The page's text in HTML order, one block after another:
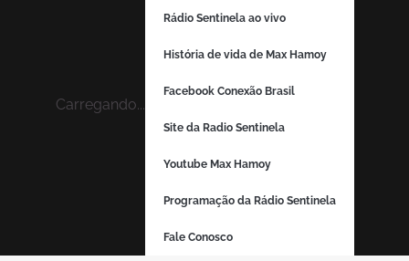
Carregando...
Rádio Sentinela ao vivo
História de vida de Max Hamoy
Facebook Conexão Brasil
Site da Radio Sentinela
Youtube Max Hamoy
Programação da Rádio Sentinela
Fale Conosco